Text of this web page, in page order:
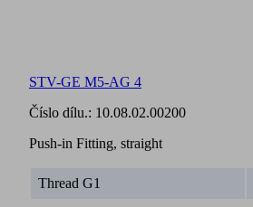
STV-GE M5-AG 4
Číslo dílu.: 10.08.02.00200
Push-in Fitting, straight
Thread G1